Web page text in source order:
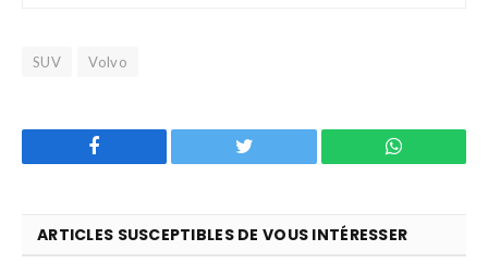
SUV Volvo
Twitter WhatsApp
ARTICLES SUSCEPTIBLES DE VOUS INTÉRESSER